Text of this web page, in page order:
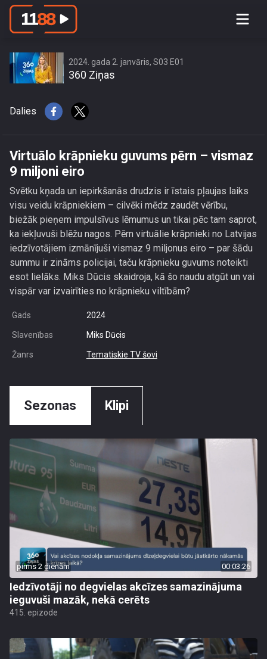
Virtuālo krāpnieku guvums pērn –
2024. gada 2. janvāris, S03 E01
360 Ziņas
Dalies
Virtuālo krāpnieku guvums pērn – vismaz
9 miljoni eiro
Svētku kņada un iepirkšanās drudzis ir īstais pļaujas laiks
visu veidu krāpniekiem – cilvēki mēdz zaudēt vērību,
biežāk pieņem impulsīvus lēmumus un tikai pēc tam saprot,
ka iekļuvuši blēžu nagos. Pērn virtuālie krāpnieki no Latvijas
iedzīvotājiem izmānījuši vismaz 9 miljonus eiro – par šādu
summu ir zināms policijai, taču krāpnieku guvums noteikti
esot lielāks. Miks Dūcis skaidroja, kā šo naudu atgūt un vai
vispār var izvairīties no krāpnieku viltībām?
Gads 2024
Slavenības Miks Dūcis
Žanrs Tematiskie TV šovi
Sezonas Klipi
pirms 2 dienām 00:03:26
Iedzīvotāji no degvielas akcīzes samazinājuma
ieguvuši mazāk, nekā cerēts
415. epizode